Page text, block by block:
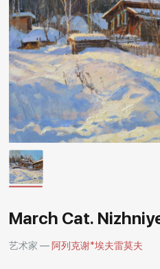
目录
关于我们
新闻
其他项目
Rakov
special
March Cat.
艺术家 — 阿列克谢*埃夫雷莫夫